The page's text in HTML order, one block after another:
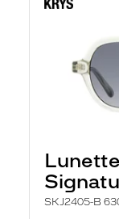
SKJ2405-B